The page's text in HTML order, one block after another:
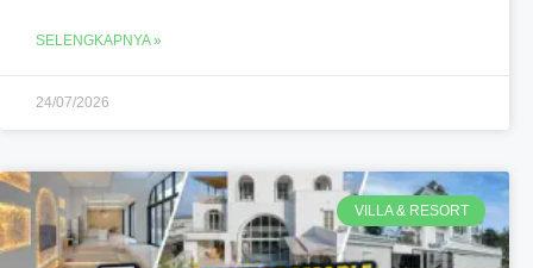
SELENGKAPNYA »
24/07/2026
VILLA & RESORT